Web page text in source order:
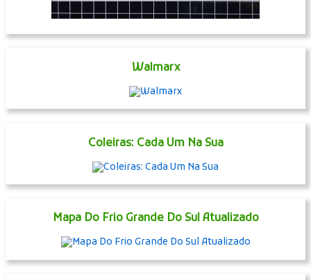
Walmarx